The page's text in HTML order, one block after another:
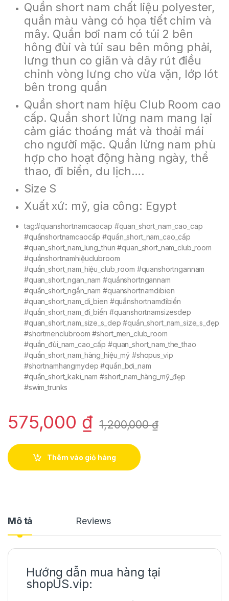
Quần short nam chất liệu polyester,
quần màu vàng có họa tiết chim và
mây. Quần bơi nam có túi 2 bên
hông đùi và túi sau bên mông phải,
lưng thun co giãn và dây rút điều
chỉnh vòng lưng cho vừa vặn, lớp lót
bên trong quần
Quần short nam hiệu Club Room cao
cấp. Quần short lửng nam mang lại
cảm giác thoáng mát và thoải mái
cho người mặc. Quần lửng nam phù
hợp cho hoạt động hàng ngày, thể
thao, đi biển, du lịch….
Size S
Xuất xứ: mỹ, gia công: Egypt
tag:#quanshortnamcaocap #quan_short_nam_cao_cap
#quầnshortnamcaocấp #quần_short_nam_cao_cấp
#quan_short_nam_lung_thun #quan_short_nam_club_room
#quầnshortnamhiệuclubroom
#quần_short_nam_hiệu_club_room #quanshortngannam
#quan_short_ngan_nam #quầnshortngannam
#quần_short_ngắn_nam #quanshortnamdibien
#quan_short_nam_di_bien #quầnshortnamđibiển
#quần_short_nam_đi_biển #quanshortnamsizesdep
#quan_short_nam_size_s_dep #quần_short_nam_size_s_đẹp
#shortmenclubroom #short_men_club_room
#quần_đùi_nam_cao_cấp #quan_short_nam_the_thao
#quần_short_nam_hàng_hiệu_mỹ #shopus_vip
#shortnamhangmydep #quần_bơi_nam
#quần_short_kaki_nam #short_nam_hàng_mỹ_đẹp
#swim_trunks
575,000 ₫ 1,200,000₫
Thêm vào giỏ hàng
Mô tả Reviews
Hướng dẫn mua hàng tại
shopUS.vip: